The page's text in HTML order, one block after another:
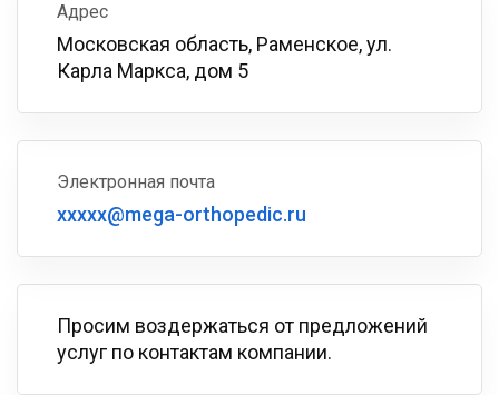
Адрес
Московская область, Раменское, ул.
Карла Маркса, дом 5
Электронная почта
xxxxx@mega-orthopedic.ru
Просим воздержаться от предложений
услуг по контактам компании.